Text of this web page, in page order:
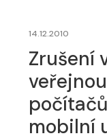
14.12.2010
Zrušení
mobilní